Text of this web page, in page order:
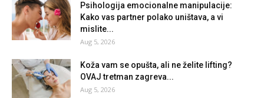
Psihologija emocionalne manipulacije:
Kako vas partner polako uništava, a vi
mislite...
Aug 5, 2026
Koža vam se opušta, ali ne želite lifting?
OVAJ tretman zagreva...
Aug 5, 2026